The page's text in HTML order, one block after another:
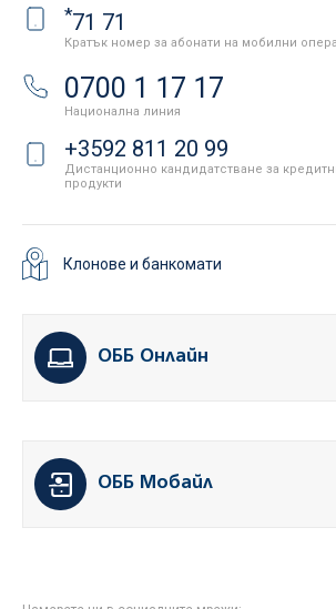
*71 71
Кратък номер за абонати на мобилни
0700 1 17 17
Национална линия
+3592 811 20 99
Дистанционно кандидатстване за
продукти
Клонове и банкомати
ОББ Онлайн
ОББ Мобайл